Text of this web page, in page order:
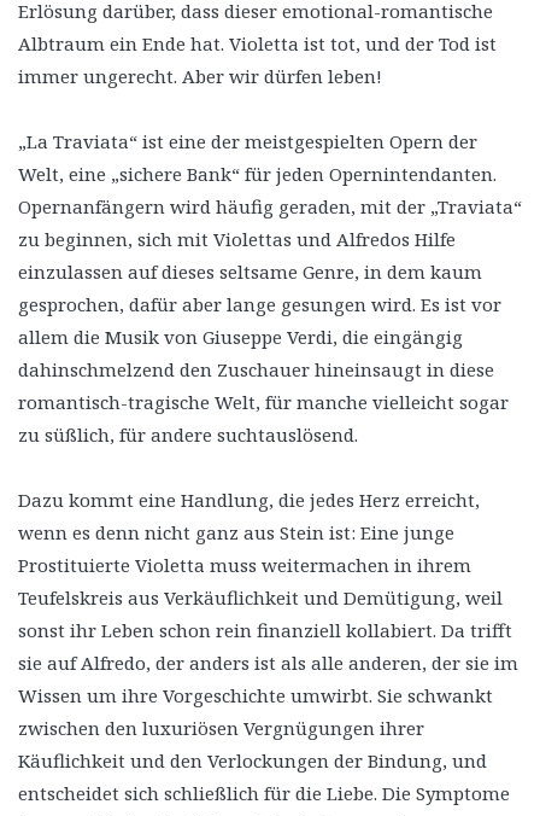
Erlösung darüber, dass dieser emotional-romantische
Albtraum ein Ende hat. Violetta ist tot, und der Tod ist
immer ungerecht. Aber wir dürfen leben!
„La Traviata“ ist eine der meistgespielten Opern der
Welt, eine „sichere Bank“ für jeden Opernintendanten.
Opernanfängern wird häufig geraden, mit der „Traviata“
zu beginnen, sich mit Violettas und Alfredos Hilfe
einzulassen auf dieses seltsame Genre, in dem kaum
gesprochen, dafür aber lange gesungen wird. Es ist vor
allem die Musik von Giuseppe Verdi, die eingängig
dahinschmelzend den Zuschauer hineinsaugt in diese
romantisch-tragische Welt, für manche vielleicht sogar
zu süßlich, für andere suchtauslösend.
Dazu kommt eine Handlung, die jedes Herz erreicht,
wenn es denn nicht ganz aus Stein ist: Eine junge
Prostituierte Violetta muss weitermachen in ihrem
Teufelskreis aus Verkäuflichkeit und Demütigung, weil
sonst ihr Leben schon rein finanziell kollabiert. Da trifft
sie auf Alfredo, der anders ist als alle anderen, der sie im
Wissen um ihre Vorgeschichte umwirbt. Sie schwankt
zwischen den luxuriösen Vergnügungen ihrer
Käuflichkeit und den Verlockungen der Bindung, und
entscheidet sich schließlich für die Liebe. Die Symptome